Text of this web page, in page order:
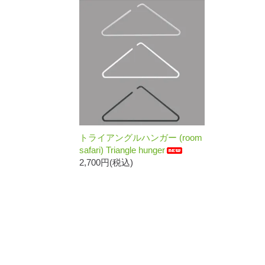
トライアングルハンガー (room
safari) Triangle hunger
2,700円(税込)